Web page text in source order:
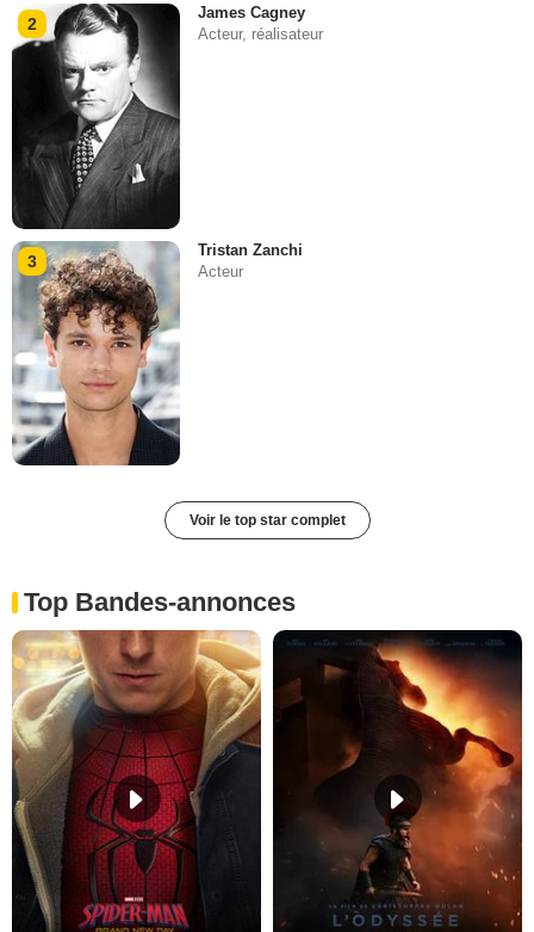
2
James Cagney
Acteur, réalisateur
3
Tristan Zanchi
Acteur
Voir le top star complet
Top Bandes-annonces